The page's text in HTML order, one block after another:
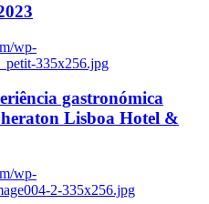
wp-
335x256.jpg
gastronómica
Lisboa Hotel &
wp-
2-335x256.jpg